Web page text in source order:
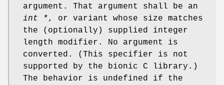
argument. That argument shall be an
int *, or variant whose size matches
the (optionally) supplied integer
length modifier. No argument is
converted. (This specifier is not
supported by the bionic C library.)
The behavior is undefined if the